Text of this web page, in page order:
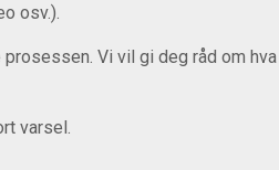
osv.).
Vi vil gi deg råd om
varsel.